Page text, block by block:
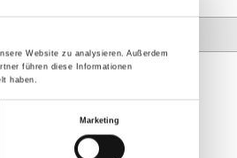
Website zu analysieren. Außerdem
führen diese Informationen
haben.
Marketing